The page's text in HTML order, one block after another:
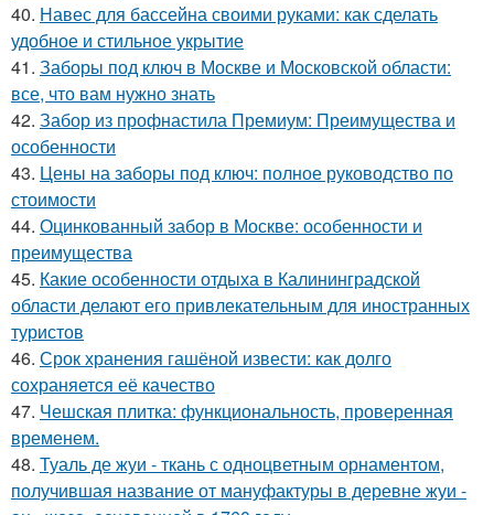
40. Навес для бассейна своими руками: как сделать
удобное и стильное укрытие
41. Заборы под ключ в Москве и Московской области:
все, что вам нужно знать
42. Забор из профнастила Премиум: Преимущества и
особенности
43. Цены на заборы под ключ: полное руководство по
стоимости
44. Оцинкованный забор в Москве: особенности и
преимущества
45. Какие особенности отдыха в Калининградской
области делают его привлекательным для иностранных
туристов
46. Срок хранения гашёной извести: как долго
сохраняется её качество
47. Чешская плитка: функциональность, проверенная
временем.
48. Туаль де жуи - ткань с одноцветным орнаментом,
получившая название от мануфактуры в деревне жуи -